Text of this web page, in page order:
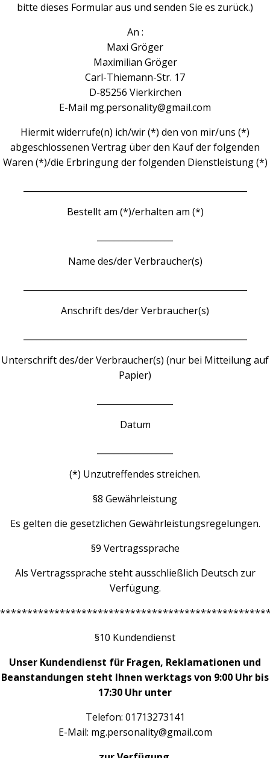
bitte dieses Formular aus und senden Sie es zurück.)
An :
Maxi Gröger
Maximilian Gröger
Carl-Thiemann-Str. 17
D-85256 Vierkirchen
E-Mail mg.personality@gmail.com
Hiermit widerrufe(n) ich/wir (*) den von mir/uns (*)
abgeschlossenen Vertrag über den Kauf der folgenden
Waren (*)/die Erbringung der folgenden Dienstleistung (*)
Bestellt am (*)/erhalten am (*)
Name des/der Verbraucher(s)
Anschrift des/der Verbraucher(s)
Unterschrift des/der Verbraucher(s) (nur bei Mitteilung auf
Papier)
Datum
(*) Unzutreffendes streichen.
§8 Gewährleistung
Es gelten die gesetzlichen Gewährleistungsregelungen.
§9 Vertragssprache
Als Vertragssprache steht ausschließlich Deutsch zur
Verfügung.
§10 Kundendienst
Unser Kundendienst für Fragen, Reklamationen und
Beanstandungen steht Ihnen werktags von 9:00 Uhr bis
17:30 Uhr unter
Telefon: 01713273141
E-Mail: mg.personality@gmail.com